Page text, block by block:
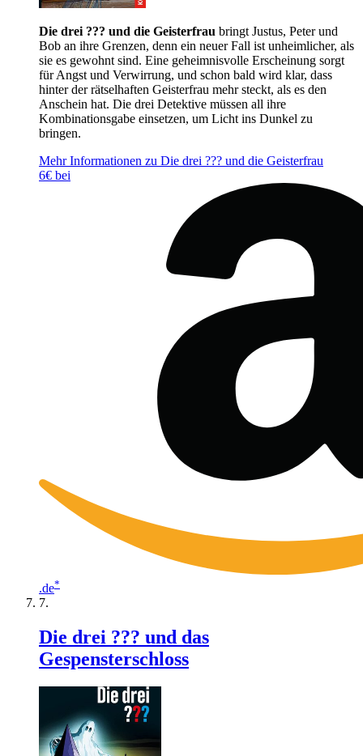
Die drei ??? und die Geisterfrau bringt Justus, Peter und
Bob an ihre Grenzen, denn ein neuer Fall ist unheimlicher, als
sie es gewohnt sind. Eine geheimnisvolle Erscheinung sorgt
für Angst und Verwirrung, und schon bald wird klar, dass
hinter der rätselhaften Geisterfrau mehr steckt, als es den
Anschein hat. Die drei Detektive müssen all ihre
Kombinationsgabe einsetzen, um Licht ins Dunkel zu
bringen.
Mehr Informationen zu Die drei ??? und die Geisterfrau
6€ bei
.de*
Die drei ??? und das
Gespensterschloss